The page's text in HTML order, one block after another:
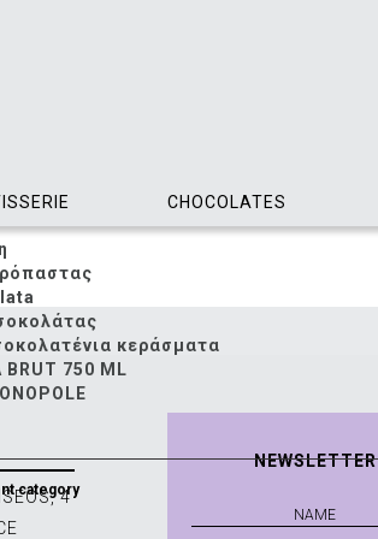
CHOCOLATES
κεράσματα
BRUT 750 ML
category
4
NEWSLETTER